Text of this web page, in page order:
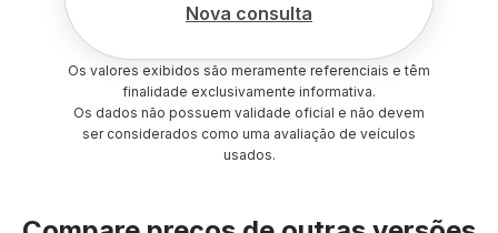
Nova consulta
Os valores exibidos são meramente referenciais e têm
finalidade exclusivamente informativa.
Os dados não possuem validade oficial e não devem
ser considerados como uma avaliação de veículos
usados.